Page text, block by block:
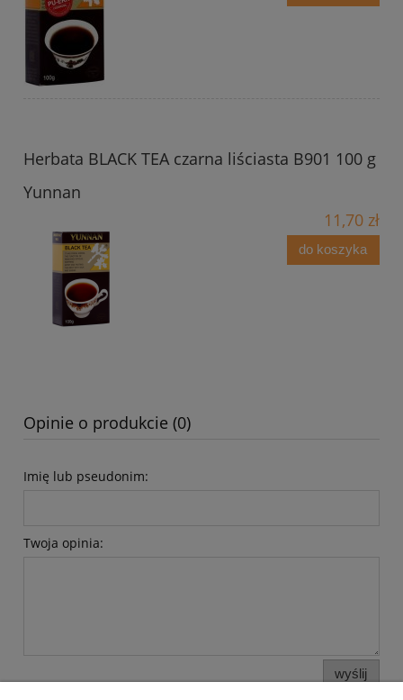
Herbata BLACK TEA czarna liściasta B901 100 g
Yunnan
11,70 zł
do koszyka
Opinie o produkcie (0)
Imię lub pseudonim:
Twoja opinia:
wyślij